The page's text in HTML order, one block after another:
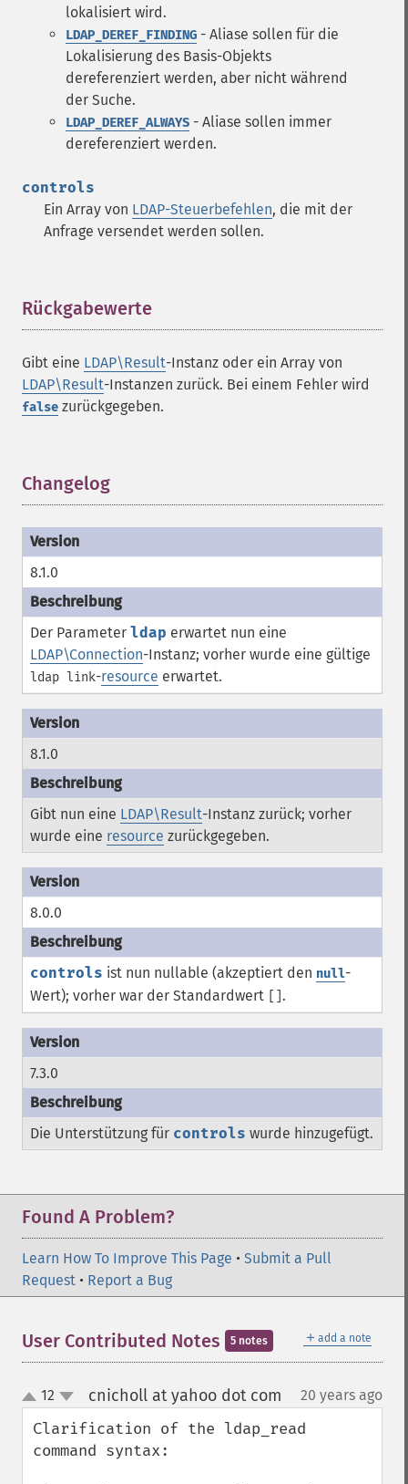
lokalisiert wird.
LDAP_DEREF_FINDING - Aliase sollen für die
Lokalisierung des Basis-Objekts
dereferenziert werden, aber nicht während
der Suche.
LDAP_DEREF_ALWAYS - Aliase sollen immer
dereferenziert werden.
controls
Ein Array von LDAP-Steuerbefehlen, die mit der
Anfrage versendet werden sollen.
Rückgabewerte
Gibt eine LDAP\Result-Instanz oder ein Array von
LDAP\Result-Instanzen zurück. Bei einem Fehler wird
false zurückgegeben.
Changelog
8.1.0
Der Parameter ldap erwartet nun eine
LDAP\Connection-Instanz; vorher wurde eine gültige
ldap link-resource erwartet.
8.1.0
Gibt nun eine LDAP\Result-Instanz zurück; vorher
wurde eine resource zurückgegeben.
8.0.0
controls ist nun nullable (akzeptiert den null-
Wert); vorher war der Standardwert
.
7.3.0
Die Unterstützung für controls wurde hinzugefügt.
Found A Problem?
Learn How To Improve This Page • Submit a Pull
Request • Report a Bug
＋ add a note
User Contributed Notes 5 notes
up
down
12 cnicholl at yahoo dot com 20 years ago
Clarification of the ldap_read
command syntax: